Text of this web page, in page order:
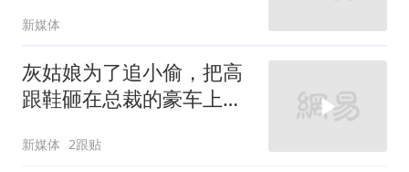
新媒体
灰姑娘为了追小偷，把高
跟鞋砸在总裁的豪车上，
新媒体 2跟贴